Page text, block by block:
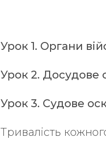
Урок 1. Органи
Урок 2. Досудове
Урок 3. Судове
Тривалість